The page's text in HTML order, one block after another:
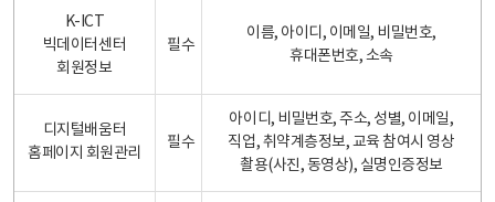
K-ICT
빅데이터센터
회원정보
필수
이름, 아이디, 이메일, 비밀번호,
휴대폰번호, 소속
디지털배움터
홈페이지 회원관리
필수
아이디, 비밀번호, 주소, 성별, 이메일,
직업, 취약계층정보, 교육 참여시 영상
촬용(사진, 동영상), 실명인증정보